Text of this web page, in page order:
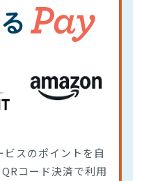
スのポイントを自
コード決済で利用